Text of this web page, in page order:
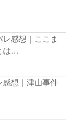
感想｜ここま
は…
感想｜津山事件